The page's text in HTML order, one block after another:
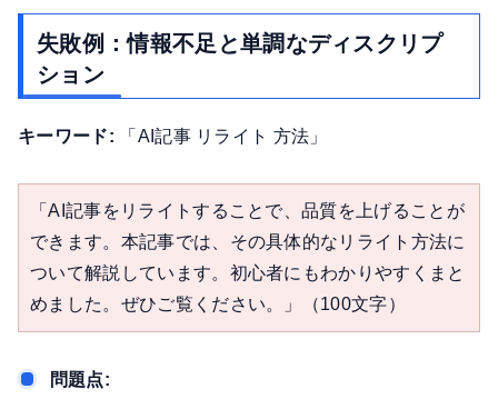
失敗例：情報不足と単調なディスクリプ
ション
キーワード: 「AI記事 リライト 方法」
「AI記事をリライトすることで、品質を上げることが
できます。本記事では、その具体的なリライト方法に
ついて解説しています。初心者にもわかりやすくまと
めました。ぜひご覧ください。」（100文字）
問題点: